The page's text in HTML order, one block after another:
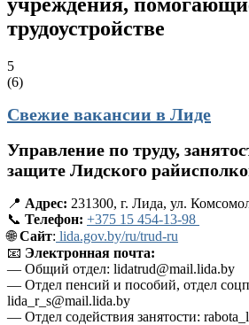
трудоустройстве
5
(6)
Свежие вакансии в Лиде
Управление по труду,
защите Лидского
📍 Адрес: 231300, г. Лида, ул.
📞 Телефон: +375 15 454-13-98
🌐Сайт: lida.gov.by/ru/trud-ru
📧 Электронная почта:
— Общий отдел: lidatrud@mail.lida.by
— Отдел пенсий и пособий, отдел
lida_r_s@mail.lida.by
— Отдел содействия занятости: